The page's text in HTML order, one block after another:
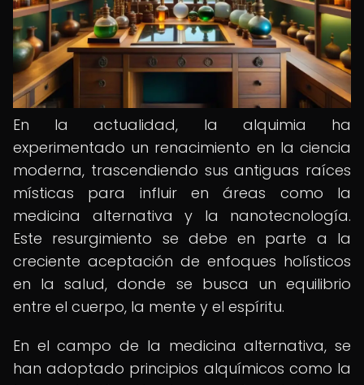
En la actualidad, la alquimia ha
experimentado un renacimiento en la ciencia
moderna, trascendiendo sus antiguas raíces
místicas para influir en áreas como la
medicina alternativa y la nanotecnología.
Este resurgimiento se debe en parte a la
creciente aceptación de enfoques holísticos
en la salud, donde se busca un equilibrio
entre el cuerpo, la mente y el espíritu.
En el campo de la medicina alternativa, se
han adoptado principios alquímicos como la